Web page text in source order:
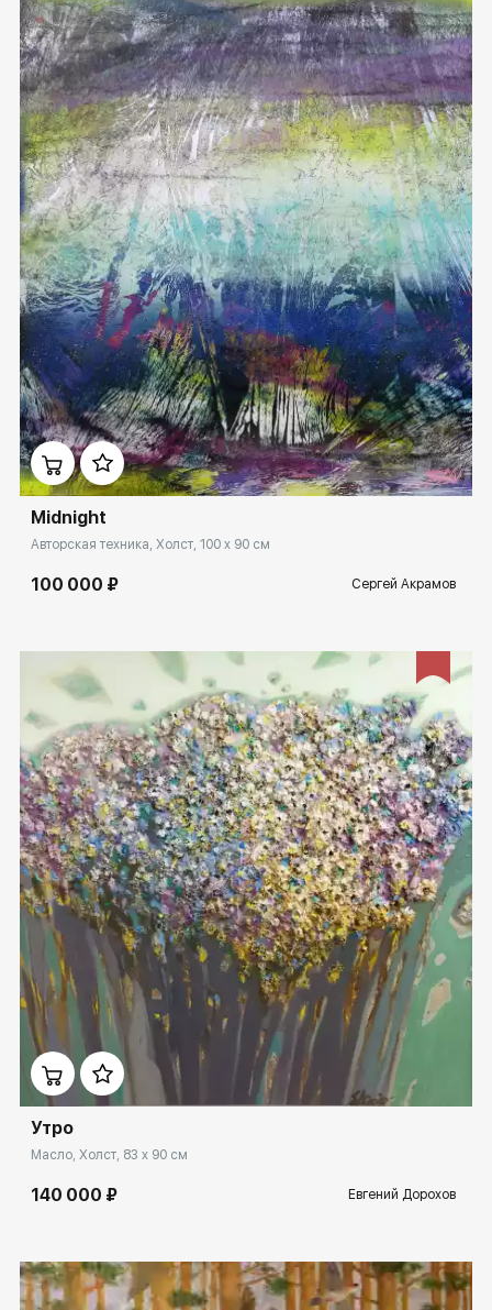
Домен: ekb.rakovgallery.ru
Midnight
Авторская техника, Холст, 100 x 90 см
100 000 ₽ Сергей Акрамов
ekb.rakovgallery.ru
Утро
Масло, Холст, 83 x 90 см
140 000 ₽ Евгений Дорохов